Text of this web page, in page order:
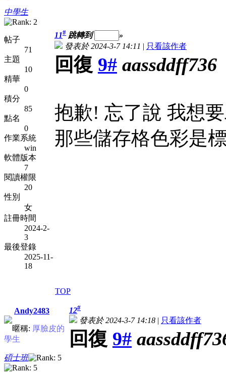
中學生
帖子
71
主題
10
精華
0
積分
85
點名
0
作業系統
win
軟體版本
7
閱讀權限
20
性別
女
註冊時間
2024-2-
3
最後登錄
2025-11-
18
11# 跳轉到
»
發表於 2024-3-7 14:11 | 只看該作者
回復 9# aassddff736
抱歉! 忘了說 我想
那些儲存格色彩是
TOP
Andy2483
暱稱: 厚臉皮的
學生
碩士班
12#
發表於 2024-3-7 14:18 | 只看該作者
回復 9#